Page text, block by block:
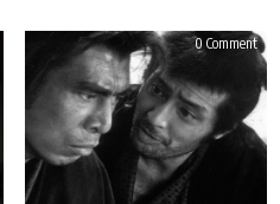
Snowblood
0 Commenton
รีวิว
Kill!